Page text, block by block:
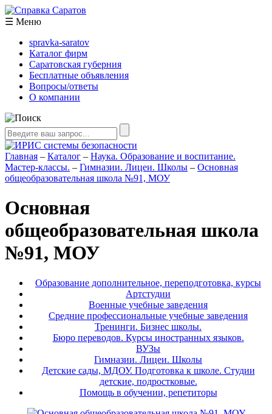
☰ Меню
spravka-saratov
Каталог фирм
Саратовская губерния
Бесплатные объявления
Вопросы/ответы
О компании
Главная – Каталог – Наука. Образование и воспитание.
Мастер-классы. – Гимназии. Лицеи. Школы – Основная
общеобразовательная школа №91, МОУ
Основная
общеобразовательная школа
№91, МОУ
Образование дополнительное, переподготовка, курсы
Артстудии
Военные учебные заведения
Средние профессиональные учебные заведения
Тренинги. Бизнес школы.
Бюро переводов. Курсы иностранных языков.
ВУЗы
Гимназии. Лицеи. Школы
Детские сады, МДОУ. Подготовка к школе. Студии
детские, подростковые.
Помощь в обучении, репетиторы